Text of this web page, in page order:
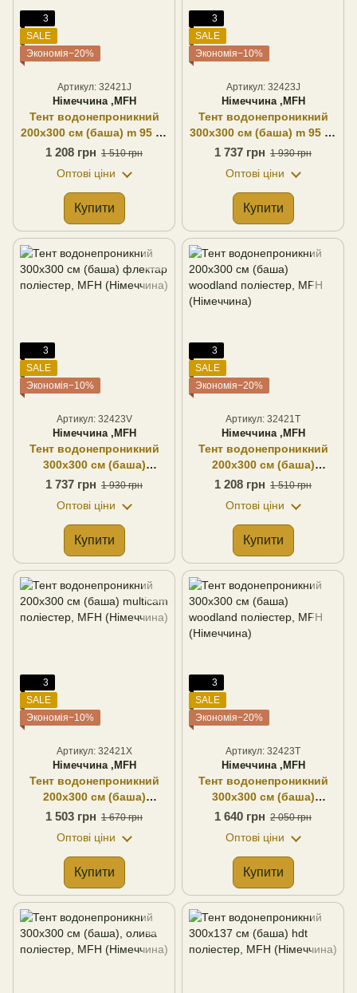
3
SALE
Экономія−20%
Артикул: 32421J
Німеччина ,MFH
Тент водонепроникний
200х300 см (баша) m 95 cz
tarn поліестер, MFH
1 208 грн 1 510 грн
Оптові ціни
Купити
3
SALE
Экономія−10%
Артикул: 32423J
Німеччина ,MFH
Тент водонепроникний
300х300 см (баша) m 95 cz
tarn поліестер, MFH
1 737 грн 1 930 грн
Оптові ціни
Купити
3
SALE
Экономія−10%
Артикул: 32423V
Німеччина ,MFH
Тент водонепроникний
300х300 см (баша)
флектар поліестер, MFH
1 737 грн 1 930 грн
Оптові ціни
Купити
3
SALE
Экономія−20%
Артикул: 32421T
Німеччина ,MFH
Тент водонепроникний
200х300 см (баша)
woodland поліестер, MFH
1 208 грн 1 510 грн
Оптові ціни
Купити
3
SALE
Экономія−10%
Артикул: 32421X
Німеччина ,MFH
Тент водонепроникний
200х300 см (баша)
multicam поліестер, MFH
1 503 грн 1 670 грн
Оптові ціни
Купити
3
SALE
Экономія−20%
Артикул: 32423T
Німеччина ,MFH
Тент водонепроникний
300х300 см (баша)
woodland поліестер, MFH
1 640 грн 2 050 грн
Оптові ціни
Купити